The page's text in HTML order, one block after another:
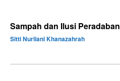
Sampah dan Ilusi Peradaban
Sitti Nurliani Khanazahrah